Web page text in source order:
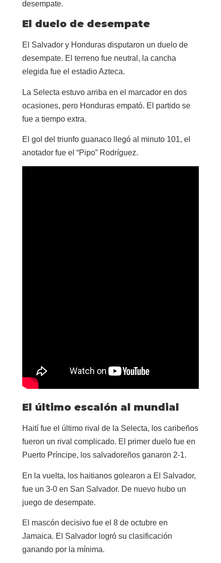
desempate.
El duelo de desempate
El Salvador y Honduras disputaron un duelo de
desempate. El terreno fue neutral, la cancha
elegida fue el estadio Azteca.
La Selecta estuvo arriba en el marcador en dos
ocasiones, pero Honduras empató. El partido se
fue a tiempo extra.
El gol del triunfo guanaco llegó al minuto 101, el
anotador fue el “Pipo” Rodríguez.
El último escalón al mundial
Haití fue el último rival de la Selecta, los caribeños
fueron un rival complicado. El primer duelo fue en
Puerto Príncipe, los salvadoreños ganaron 2-1.
En la vuelta, los haitianos golearon a El Salvador,
fue un 3-0 en San Salvador. De nuevo hubo un
juego de desempate.
El mascón decisivo fue el 8 de octubre en
Jamaica. El Salvador logró su clasificación
ganando por la mínima.